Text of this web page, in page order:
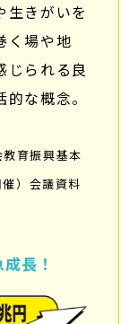
生きがいを
く場や地
じられる良
な概念。
育振興基本
）会議資料
長！